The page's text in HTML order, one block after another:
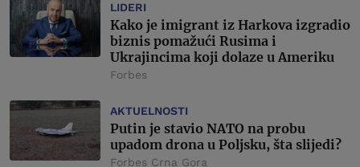
LIDERI
Kako je imigrant iz Harkova izgradio
biznis pomažući Rusima i
Ukrajincima koji dolaze u Ameriku
Forbes
AKTUELNOSTI
Putin je stavio NATO na probu
upadom drona u Poljsku, šta slijedi?
Forbes Crna Gora